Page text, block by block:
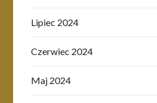
Lipiec 2024
Czerwiec 2024
Maj 2024